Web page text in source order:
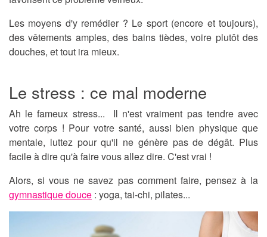
Les moyens d'y remédier ? Le sport (encore et toujours),
des vêtements amples, des bains tièdes, voire plutôt des
douches, et tout ira mieux.
Le stress : ce mal moderne
Ah le fameux stress... Il n'est vraiment pas tendre avec
votre corps ! Pour votre santé, aussi bien physique que
mentale, luttez pour qu'il ne génère pas de dégât. Plus
facile à dire qu'à faire vous allez dire. C'est vrai !
Alors, si vous ne savez pas comment faire, pensez à la
gymnastique douce : yoga, tai-chi, pilates...